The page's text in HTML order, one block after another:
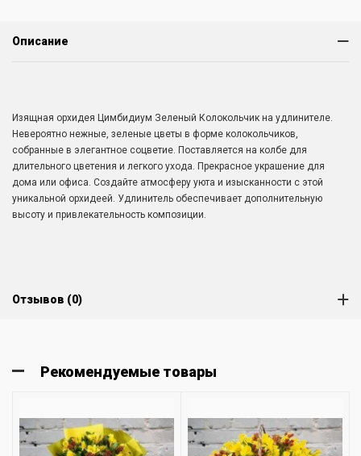
Описание
Изящная орхидея Цимбидиум Зеленый Колокольчик на удлинителе.
Невероятно нежные, зеленые цветы в форме колокольчиков,
собранные в элегантное соцветие. Поставляется на колбе для
длительного цветения и легкого ухода. Прекрасное украшение для
дома или офиса. Создайте атмосферу уюта и изысканности с этой
уникальной орхидеей. Удлинитель обеспечивает дополнительную
высоту и привлекательность композиции.
Отзывов (0)
Рекомендуемые товары